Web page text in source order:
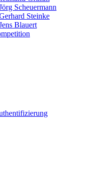
Scheuermann
Steinke
Blauert